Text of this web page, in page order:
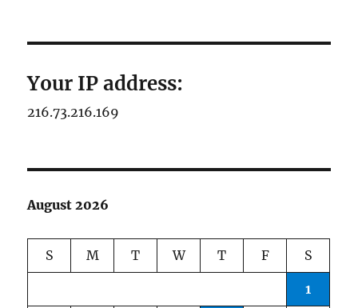
Your IP address:
216.73.216.169
August 2026
S M T W T F S
1